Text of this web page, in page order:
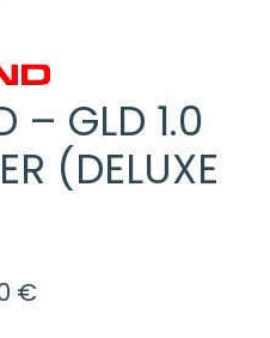
– GLD 1.0
(DELUXE
€Rango